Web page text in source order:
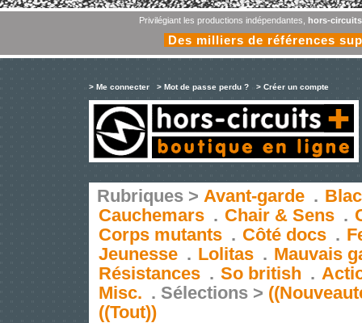
Privilégiant les productions indépendantes, hors-
Des milliers de références
> Me connecter > Mot de passe perdu ? > Créer un compte
Rubriques > Avant-garde .
Cauchemars . Chair & Sens .
Corps mutants . Côté docs .
Jeunesse . Lolitas . Mauvais
Résistances . So british .
Misc. . Sélections >
((Tout))